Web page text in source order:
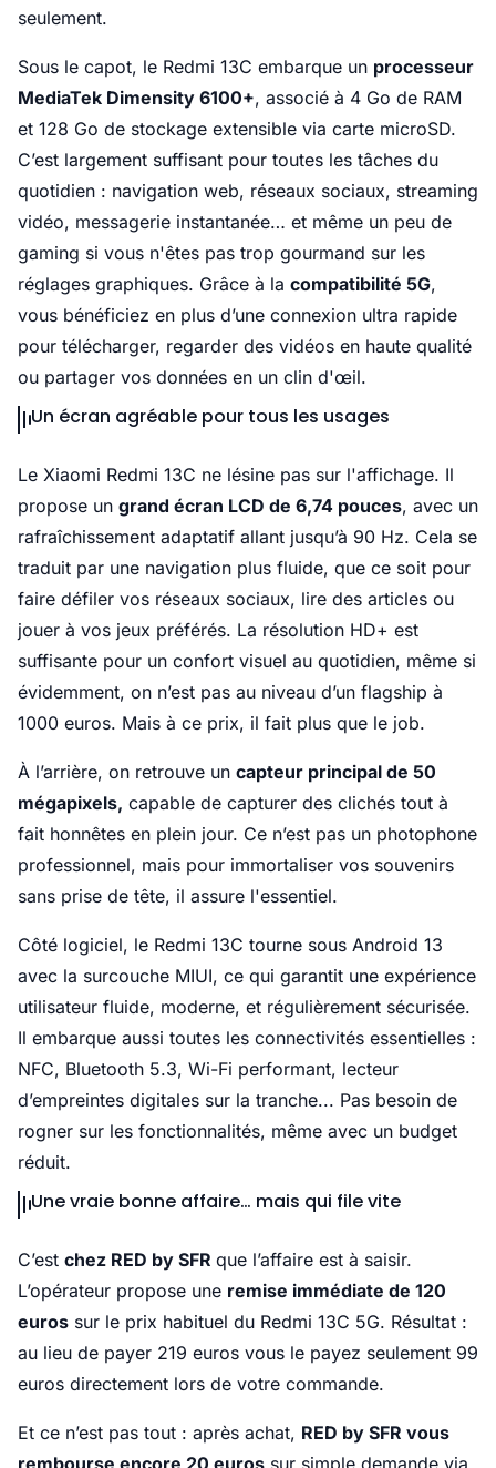
seulement.
Sous le capot, le Redmi 13C embarque un processeur
MediaTek Dimensity 6100+, associé à 4 Go de RAM
et 128 Go de stockage extensible via carte microSD.
C’est largement suffisant pour toutes les tâches du
quotidien : navigation web, réseaux sociaux, streaming
vidéo, messagerie instantanée… et même un peu de
gaming si vous n'êtes pas trop gourmand sur les
réglages graphiques. Grâce à la compatibilité 5G,
vous bénéficiez en plus d’une connexion ultra rapide
pour télécharger, regarder des vidéos en haute qualité
ou partager vos données en un clin d'œil.
Un écran agréable pour tous les usages
Le Xiaomi Redmi 13C ne lésine pas sur l'affichage. Il
propose un grand écran LCD de 6,74 pouces, avec un
rafraîchissement adaptatif allant jusqu’à 90 Hz. Cela se
traduit par une navigation plus fluide, que ce soit pour
faire défiler vos réseaux sociaux, lire des articles ou
jouer à vos jeux préférés. La résolution HD+ est
suffisante pour un confort visuel au quotidien, même si
évidemment, on n’est pas au niveau d’un flagship à
1000 euros. Mais à ce prix, il fait plus que le job.
À l’arrière, on retrouve un capteur principal de 50
mégapixels, capable de capturer des clichés tout à
fait honnêtes en plein jour. Ce n’est pas un photophone
professionnel, mais pour immortaliser vos souvenirs
sans prise de tête, il assure l'essentiel.
Côté logiciel, le Redmi 13C tourne sous Android 13
avec la surcouche MIUI, ce qui garantit une expérience
utilisateur fluide, moderne, et régulièrement sécurisée.
Il embarque aussi toutes les connectivités essentielles :
NFC, Bluetooth 5.3, Wi-Fi performant, lecteur
d’empreintes digitales sur la tranche... Pas besoin de
rogner sur les fonctionnalités, même avec un budget
réduit.
Une vraie bonne affaire… mais qui file vite
C’est chez RED by SFR que l’affaire est à saisir.
L’opérateur propose une remise immédiate de 120
euros sur le prix habituel du Redmi 13C 5G. Résultat :
au lieu de payer 219 euros vous le payez seulement 99
euros directement lors de votre commande.
Et ce n’est pas tout : après achat, RED by SFR vous